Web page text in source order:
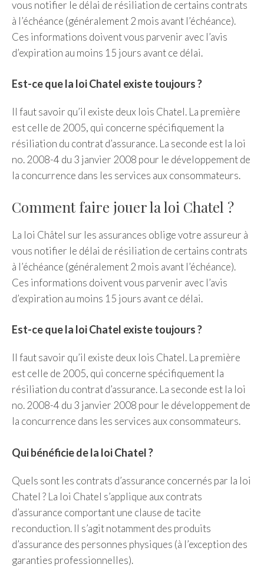
vous notifier le délai de résiliation de certains contrats
à l’échéance (généralement 2 mois avant l’échéance).
Ces informations doivent vous parvenir avec l’avis
d’expiration au moins 15 jours avant ce délai.
Est-ce que la loi Chatel existe toujours ?
Il faut savoir qu’il existe deux lois Chatel. La première
est celle de 2005, qui concerne spécifiquement la
résiliation du contrat d’assurance. La seconde est la loi
no. 2008-4 du 3 janvier 2008 pour le développement de
la concurrence dans les services aux consommateurs.
Comment faire jouer la loi Chatel ?
La loi Châtel sur les assurances oblige votre assureur à
vous notifier le délai de résiliation de certains contrats
à l’échéance (généralement 2 mois avant l’échéance).
Ces informations doivent vous parvenir avec l’avis
d’expiration au moins 15 jours avant ce délai.
Est-ce que la loi Chatel existe toujours ?
Il faut savoir qu’il existe deux lois Chatel. La première
est celle de 2005, qui concerne spécifiquement la
résiliation du contrat d’assurance. La seconde est la loi
no. 2008-4 du 3 janvier 2008 pour le développement de
la concurrence dans les services aux consommateurs.
Qui bénéficie de la loi Chatel ?
Quels sont les contrats d’assurance concernés par la loi
Chatel ? La loi Chatel s’applique aux contrats
d’assurance comportant une clause de tacite
reconduction. Il s’agit notamment des produits
d’assurance des personnes physiques (à l’exception des
garanties professionnelles).